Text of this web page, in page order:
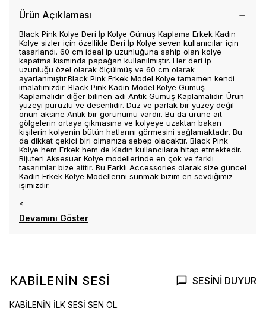
Ürün Açıklaması
Black Pink Kolye Deri İp Kolye Gümüş Kaplama Erkek Kadın
Kolye sizler için özellikle Deri İp Kolye seven kullanıcılar için
tasarlandı. 60 cm ideal ip uzunluğuna sahip olan kolye
kapatma kısmında papağan kullanılmıştır. Her deri ip
uzunluğu özel olarak ölçülmüş ve 60 cm olarak
ayarlanmıştır.Black Pink Erkek Model Kolye tamamen kendi
imalatımızdır. Black Pink Kadın Model Kolye Gümüş
Kaplamalıdır diğer bilinen adı Antik Gümüş Kaplamalıdır. Ürün
yüzeyi pürüzlü ve desenlidir. Düz ve parlak bir yüzey değil
onun aksine Antik bir görünümü vardır. Bu da ürüne ait
gölgelerin ortaya çıkmasına ve kolyeye uzaktan bakan
kişilerin kolyenin bütün hatlarını görmesini sağlamaktadır. Bu
da dikkat çekici biri olmanıza sebep olacaktır. Black Pink
Kolye hem Erkek hem de Kadın kullancılara hitap etmektedir.
Bijuteri Aksesuar Kolye modellerinde en çok ve farklı
tasarımlar bize aittir. Bu Farklı Accessories olarak size güncel
Kadın Erkek Kolye Modellerini sunmak bizim en sevdiğimiz
işimizdir.
<
Devamını Göster
KABİLENİN SESİ SESİNİ DUYUR
KABİLENİN İLK SESİ SEN OL.